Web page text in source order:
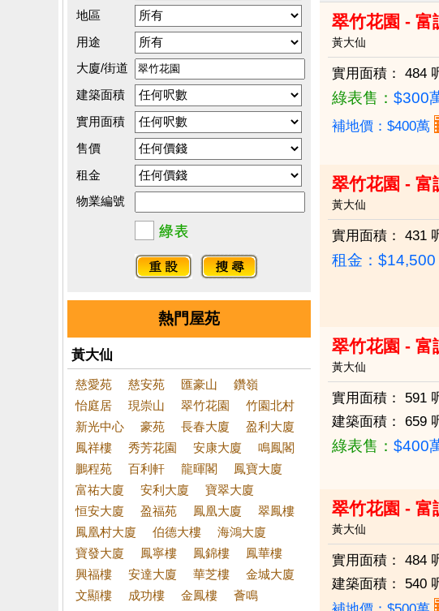
地區
用途
大廈/街道
建築面積
實用面積
售價
租金
物業編號
熱門屋苑
黃大仙
慈愛苑 慈安苑 匯豪山
鑽嶺
怡庭居
現崇山 翠竹花園
竹園北村
新光中心
豪苑 長春大廈
盈利大廈
鳳祥樓
秀芳花園 安康大廈
鳴鳳閣
鵬程苑
百利軒 龍暉閣
鳳寶大廈
富祐大廈
安利大廈
寶翠大廈
恒安大廈
盈福苑 鳳凰大廈
翠鳳樓
鳳凰村大廈
伯德大樓
海鴻大廈
寶發大廈
鳳寧樓 鳳錦樓
鳳華樓
興福樓
安達大廈 華芝樓
金城大廈
文顯樓
成功樓 金鳳樓 薈鳴
翠竹花園 - 富
黃大仙
實用面積： 484
綠表售： $300
補地價：$400萬
翠竹花園 - 富
黃大仙
實用面積： 431
租金：$14,500
翠竹花園 - 富
黃大仙
實用面積：
591
建築面積：
659
綠表售： $400
翠竹花園 - 富
黃大仙
實用面積：
484
建築面積：
540